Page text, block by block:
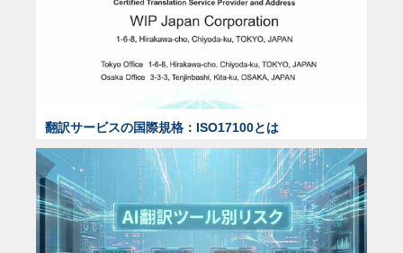
翻訳サービスの国際規格：ISO17100とは